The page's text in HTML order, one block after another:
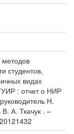
студентов,
видах
: отчет о НИР
Н.
А. Ткачук . –